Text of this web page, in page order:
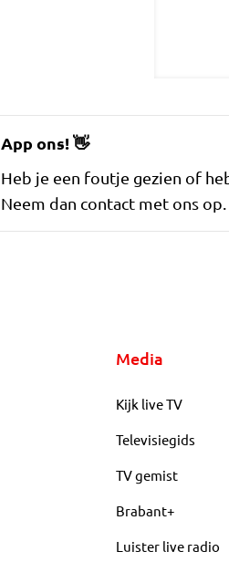
App ons!👋
Heb je een foutje gezien of
Neem dan contact met ons op.
Media
Kijk live TV
Televisiegids
TV gemist
Brabant+
Luister live radio